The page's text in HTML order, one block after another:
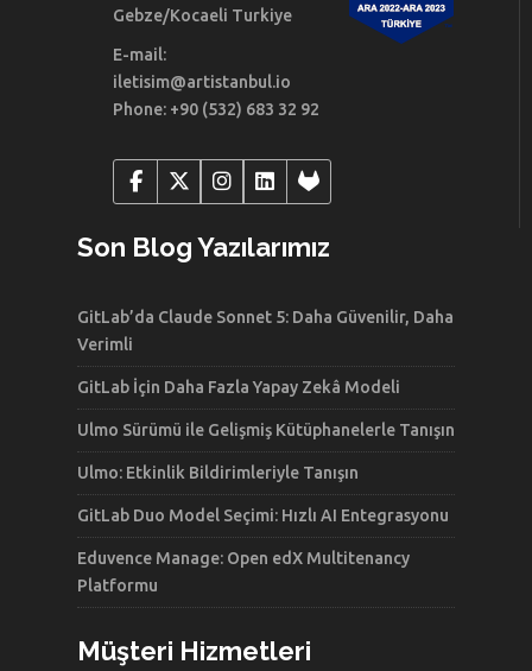
Gebze/Kocaeli Turkiye
E-mail:
iletisim@artistanbul.io
Phone: +90 (532) 683 32 92
Son Blog Yazılarımız
GitLab’da Claude Sonnet 5: Daha Güvenilir, Daha
Verimli
GitLab İçin Daha Fazla Yapay Zekâ Modeli
Ulmo Sürümü ile Gelişmiş Kütüphanelerle Tanışın
Ulmo: Etkinlik Bildirimleriyle Tanışın
GitLab Duo Model Seçimi: Hızlı AI Entegrasyonu
Eduvence Manage: Open edX Multitenancy
Platformu
Müşteri Hizmetleri